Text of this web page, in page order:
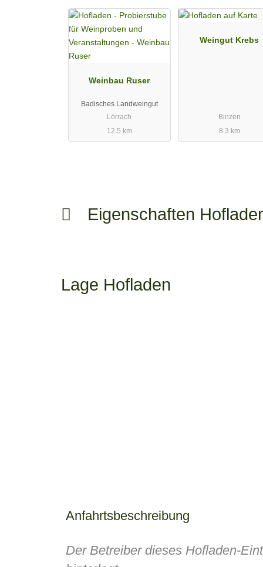
Weinbau Ruser
Badisches Landweingut
Lörrach
12.5 km
Weingut Krebs
Binzen
8.3 km
Eigenschaften
Lage Hofladen
Anfahrtsbeschreibung
Der Betreiber dieses Hofladen-